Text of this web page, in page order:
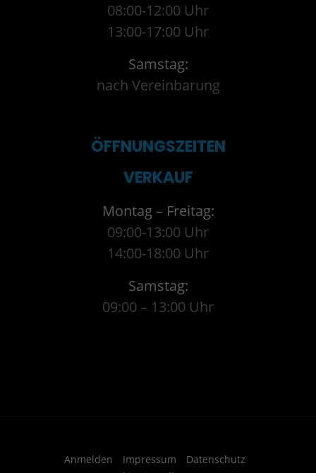
08:00-12:00 Uhr
13:00-17:00 Uhr
Samstag:
nach Vereinbarung
ÖFFNUNGSZEITEN
VERKAUF
Montag – Freitag:
09:00-13:00 Uhr
14:00-18:00 Uhr
Samstag:
09:00 – 13:00 Uhr
Anmelden Impressum
Datenschutz